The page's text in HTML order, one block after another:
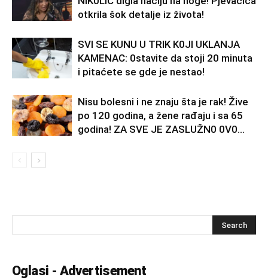
otkrila šok detalje iz života!
SVl SE KUNU U TRlK K0Jl UKLANJA
KAMENAC: 0stavite da stoji 20 minuta
i pitaćete se gde je nestao!
Nisu bolesni i ne znaju šta je rak! Žive
po 120 godina, a žene rađaju i sa 65
godina! ZA SVE JE ZASLUŽN0 0V0...
Oglasi - Advertisement